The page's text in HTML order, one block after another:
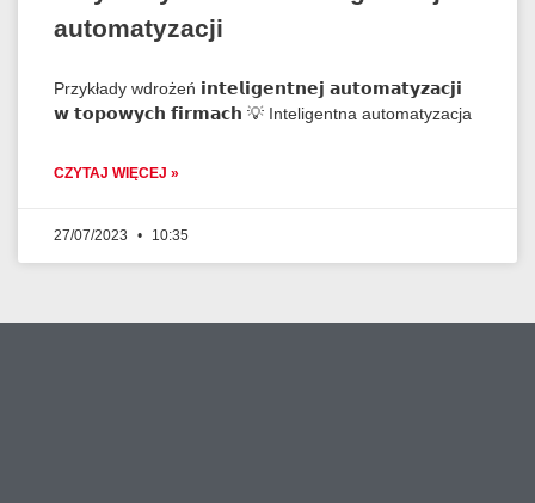
automatyzacji
Przykłady wdrożeń 𝗶𝗻𝘁𝗲𝗹𝗶𝗴𝗲𝗻𝘁𝗻𝗲𝗷 𝗮𝘂𝘁𝗼𝗺𝗮𝘁𝘆𝘇𝗮𝗰𝗷𝗶
𝘄 𝘁𝗼𝗽𝗼𝘄𝘆𝗰𝗵 𝗳𝗶𝗿𝗺𝗮𝗰𝗵 💡 Inteligentna automatyzacja
CZYTAJ WIĘCEJ »
27/07/2023 10:35